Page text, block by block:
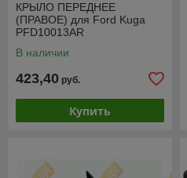
КРЫЛО ПЕРЕДНЕЕ
(ПРАВОЕ) для Ford Kuga
PFD10013AR
В наличии
423,40 руб.
Купить